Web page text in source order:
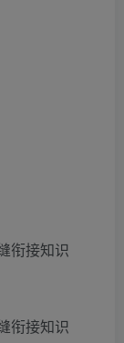
衔接知识
衔接知识